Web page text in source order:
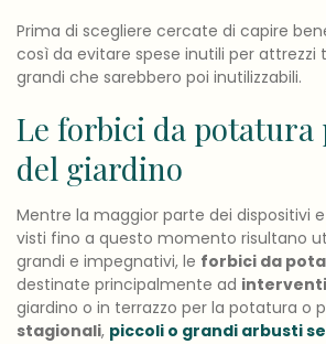
Prima di scegliere cercate di capire
così da evitare spese inutili per attrezzi
grandi che sarebbero poi inutilizzabili.
Le forbici da potatura
del giardino
Mentre la maggior parte dei dispositivi
visti fino a questo momento risultano
grandi e impegnativi, le forbici da
destinate principalmente ad
giardino o in terrazzo per la potatura o
stagionali, piccoli o grandi arbusti